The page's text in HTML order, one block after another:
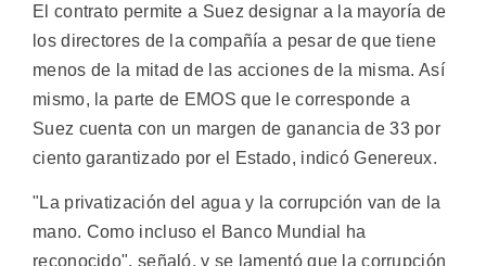
El contrato permite a Suez designar a la mayoría de
los directores de la compañía a pesar de que tiene
menos de la mitad de las acciones de la misma. Así
mismo, la parte de EMOS que le corresponde a
Suez cuenta con un margen de ganancia de 33 por
ciento garantizado por el Estado, indicó Genereux.
"La privatización del agua y la corrupción van de la
mano. Como incluso el Banco Mundial ha
reconocido", señaló, y se lamentó que la corrupción